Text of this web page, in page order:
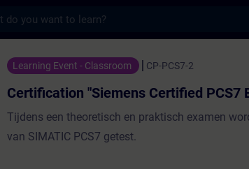
"Siemens Certified PCS7
Learning Event - Classroom CP-PCS7-2
Certification "Siemens Certified PCS7
Tijdens een theoretisch en praktisch examen
van SIMATIC PCS7 getest.